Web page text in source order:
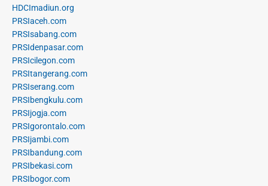
HDCImadiun.org
PRSIaceh.com
PRSIsabang.com
PRSIdenpasar.com
PRSIcilegon.com
PRSItangerang.com
PRSIserang.com
PRSIbengkulu.com
PRSIjogja.com
PRSIgorontalo.com
PRSIjambi.com
PRSIbandung.com
PRSIbekasi.com
PRSIbogor.com